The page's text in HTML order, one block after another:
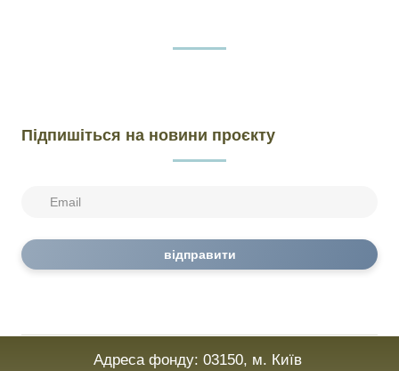
Підпишіться на новини проєкту
відправити
Адреса фонду: 03150, м. Київ